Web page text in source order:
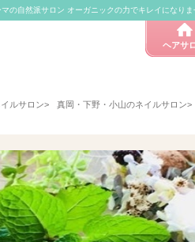
の自然派サロン オーガニックの力でキレイになり
ヘアサ
ルサロン> 真岡・下野・小山のネイルサロン>